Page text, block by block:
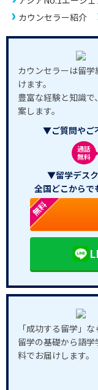
カウンセラー紹介
カウンセラーは留
けます。
豊富な経験と知識
案します。
▼ご質問やご
通話
無料
▼留学デス
全国どこからで
無料
「成功する留学」
留学の基礎から語
料でお届けします。